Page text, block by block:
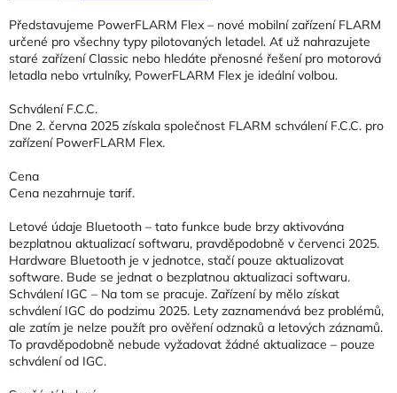
Představujeme PowerFLARM Flex – nové mobilní zařízení FLARM
určené pro všechny typy pilotovaných letadel. Ať už nahrazujete
staré zařízení Classic nebo hledáte přenosné řešení pro motorová
letadla nebo vrtulníky, PowerFLARM Flex je ideální volbou.
Schválení F.C.C.
Dne 2. června 2025 získala společnost FLARM schválení F.C.C. pro
zařízení PowerFLARM Flex.
Cena
Cena nezahrnuje tarif.
Letové údaje Bluetooth – tato funkce bude brzy aktivována
bezplatnou aktualizací softwaru, pravděpodobně v červenci 2025.
Hardware Bluetooth je v jednotce, stačí pouze aktualizovat
software. Bude se jednat o bezplatnou aktualizaci softwaru.
Schválení IGC – Na tom se pracuje. Zařízení by mělo získat
schválení IGC do podzimu 2025. Lety zaznamenává bez problémů,
ale zatím je nelze použít pro ověření odznaků a letových záznamů.
To pravděpodobně nebude vyžadovat žádné aktualizace – pouze
schválení od IGC.